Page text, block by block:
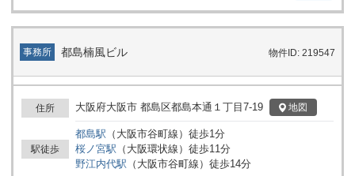
事務所 都島楠風ビル 物件ID: 219547
住所 大阪府大阪市 都島区都島本通１丁目7-19 地図
駅徒歩
都島駅 （ 大阪市谷町線 ） 徒歩1分
桜ノ宮駅 （ 大阪環状線 ） 徒歩11分
野江内代駅 （ 大阪市谷町線 ） 徒歩14分